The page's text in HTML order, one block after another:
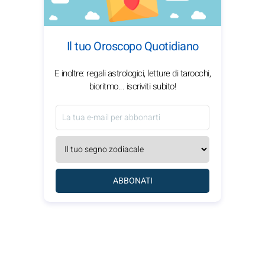
Il tuo Oroscopo Quotidiano
E inoltre: regali astrologici, letture di tarocchi,
bioritmo... iscriviti subito!
ABBONATI